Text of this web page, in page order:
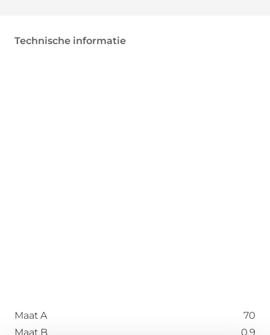
Technische informatie
Maat A
70
Maat B
0.9